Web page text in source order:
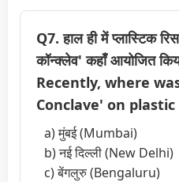
Q7. हाल ही में प्लास्टिक
कॉन्क्लेव' कहाँ आयोजित
Recently, where
Conclave' on
a) मुंबई (Mumbai)
b) नई दिल्ली (New Delhi)
c) बेंगलुरु (Bengaluru)